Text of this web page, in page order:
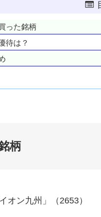
った銘柄
待は？
柄
オン九州」（2653）